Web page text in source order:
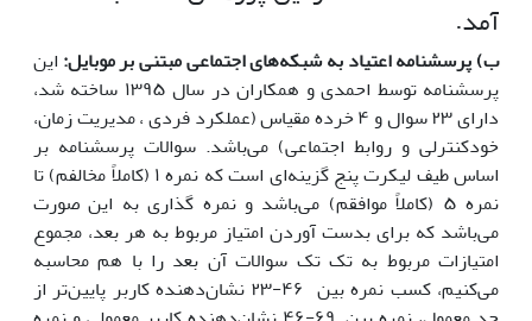
آمد.
ب) پرسشنامه اعتیاد به شبکه‌های اجتماعی مبتنی بر موبایل: این
پرسشنامه توسط احمدی و همکاران در سال ۱۳۹۵ ساخته شد،
دارای ۲۳ سوال و ۴ خرده مقیاس (عملکرد فردی ، مدیریت زمان،
خودکنترلی و روابط اجتماعی) می‌باشد. سوالات پرسشنامه بر
اساس طیف لیکرت پنج گزینه‌ای است که نمره ۱ (کاملاً مخالفم) تا
نمره ۵ (کاملاً موافقم) می‌باشد و نمره گذاری به این صورت
می‌باشد که برای بدست آوردن امتیاز مربوط به هر بعد، مجموع
امتیازات مربوط به تک تک سوالات آن بعد را با هم محاسبه
می‌کنیم، کسب نمره بین ۴۶-۲۳ نشان‌دهنده کاربر پایین‌تر از